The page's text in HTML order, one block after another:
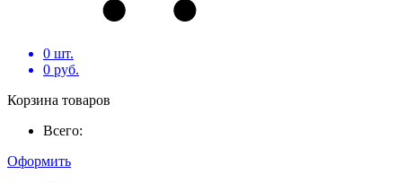
0 шт.
0 руб.
Корзина товаров
Всего:
Оформить